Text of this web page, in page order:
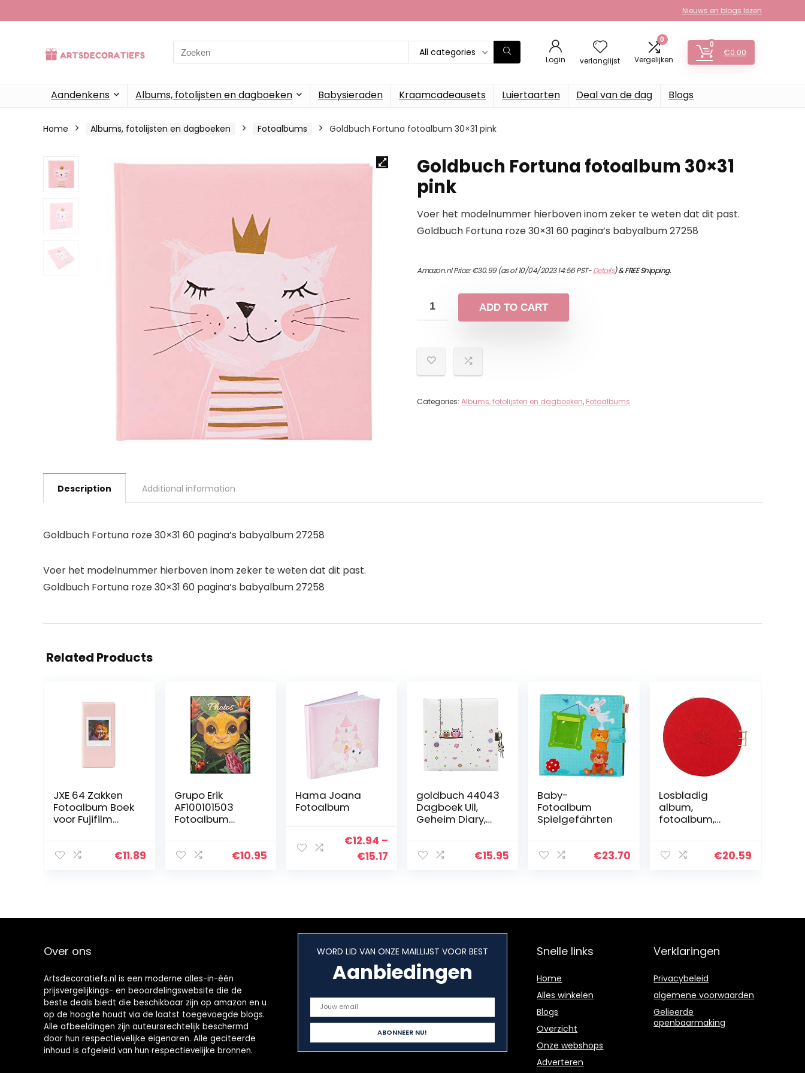
Nieuws en blogs lezen
Search
for:
All categories
Login verlanglijst
0
Vergelijken
0
€0.00
Aandenkens Albums, fotolijsten en dagboeken Babysieraden Kraamcadeausets Luiertaarten Deal van de dag Blogs
Home Albums, fotolijsten en dagboeken Fotoalbums Goldbuch Fortuna fotoalbum 30×31 pink
Goldbuch Fortuna fotoalbum 30×31
pink
Voer het modelnummer hierboven inom zeker te weten dat dit past.
Goldbuch Fortuna roze 30×31 60 pagina’s babyalbum 27258
Amazon.nl Price:€30.99(as of 10/04/2023 14:56 PST-Details)&FREE Shipping.
ADD TO CART
Categories: Albums, fotolijsten en dagboeken, Fotoalbums
Description Additional information
Goldbuch Fortuna roze 30×31 60 pagina’s babyalbum 27258
Voer het modelnummer hierboven inom zeker te weten dat dit past.
Goldbuch Fortuna roze 30×31 60 pagina’s babyalbum 27258
Related Products
JXE 64 Zakken
Fotoalbum Boek
voor Fujifilm
Instant Camera
€11.89
Grupo Erik
AF100101503
Fotoalbum
Insteekalbum
€10.95
Hama Joana
Fotoalbum
€12.94 –
€15.17
€15.17
goldbuch 44043
Dagboek Uil,
Geheim Diary,
16,5 x 16,5 cm,
€15.95
Baby-
Fotoalbum
Spielgefährten
€23.70
Losbladig
album,
fotoalbum,
trouwfoto’s
owman…
€20.59
Over ons
Artsdecoratiefs.nl is een moderne alles-in-één
prijsvergelijkings- en beoordelingswebsite die de
beste deals biedt die beschikbaar zijn op amazon en u
op de hoogte houdt via de laatst toegevoegde blogs.
Alle afbeeldingen zijn auteursrechtelijk beschermd
door hun respectievelijke eigenaren. Alle geciteerde
inhoud is afgeleid van hun respectievelijke bronnen.
WORD LID VAN ONZE MAILLIJST VOOR BEST
Aanbiedingen
Snelle links
Home
Alles winkelen
Blogs
Overzicht
Onze webshops
Adverteren
Verklaringen
Privacybeleid
algemene voorwaarden
Gelieerde
openbaarmaking